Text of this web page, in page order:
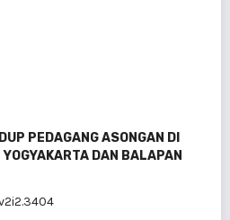
PEDAGANG ASONGAN DI
DAN BALAPAN